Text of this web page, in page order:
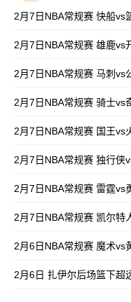
2月7日NBA常规赛 快船vs
2月7日NBA常规赛 雄鹿vs
2月7日NBA常规赛 马刺vs
2月7日NBA常规赛 骑士vs
2月7日NBA常规赛 国王vs
2月7日NBA常规赛 独行侠
2月7日NBA常规赛 雷霆vs
2月7日NBA常规赛 凯尔特
2月6日NBA常规赛 魔术vs
2月6日 扎伊尔后场篮下超